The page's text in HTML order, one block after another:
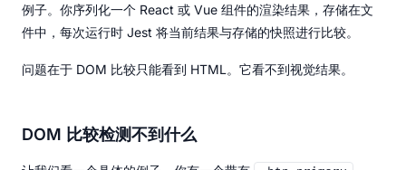
例子。你序列化一个 React 或 Vue 组件的渲染结果，存储在文
件中，每次运行时 Jest 将当前结果与存储的快照进行比较。
问题在于 DOM 比较只能看到 HTML。它看不到视觉结果。
DOM 比较检测不到什么